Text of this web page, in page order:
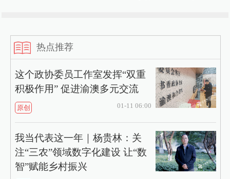
热点推荐
这个政协委员工作室发挥“双重
积极作用” 促进渝澳多元交流
原创 01-11 06:00
我当代表这一年｜杨贵林：关
注“三农”领域数字化建设 让“数
智”赋能乡村振兴